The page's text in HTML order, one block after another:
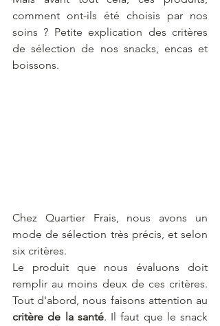
comment ont-ils été choisis par nos
soins ? Petite explication des critères
de sélection de nos snacks, encas et
boissons.
Chez Quartier Frais, nous avons un
mode de sélection très précis, et selon
six critères.
Le produit que nous évaluons doit
remplir au moins deux de ces critères.
critère de la santé. Il faut que le snack